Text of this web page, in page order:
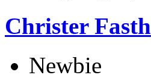
Christer Fasth
Newbie